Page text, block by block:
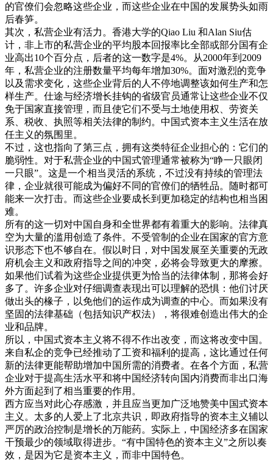
的官僚们会忽略这些企业，而这些企业在中国的发展势头如雨
后春笋。
其次，私营企业有活力。香港大学的Qiao Liu 和Alan Siu估
计，非上市的私营企业的平均股本回报率比全部或部分国有企
业高出10个百分点，后者的这一数字是4%。从2000年到2009
年，私营企业的注册数量平均每年增加30%。面对激烈的竞争
以及需求变化，这些企业背后的人不停地调整该如何生产和怎
样生产。仕途与经济增长挂钩的省级官员通常让这些企业不仅
免于国家直接管理，而且使它们不受与土地使用权、劳资关
系、税收、执照等相关法律的制约。中国式资本主义生活在放
任主义的氛围里。
不过，这也指向了第三点，拥有这类特征企业担心的：它们的
脆弱性。对于私营企业的中国式管理通常被称为“睁一只眼闭
一只眼”。这是一个相当灵活的系统，不过没有持续的管理法
律，企业就很可能成为偏好不同的官僚们的牺牲品。随时都可
能来一次打击。而这些企业要成长到更加稳定的结构也相当困
难。
所有的这一切对中国自身和全世界都有着重大的影响。法律真
空为大量的滥用创造了条件。不受管制的企业在国家的官方意
识形态下也不够自在。假以时日，对中国发展至关重要的无政
府机会主义和政府指导之间的冲突，必将会导致更大的摩擦。
如果他们试着为这些企业提供更为恰当的法律体制，那将会好
多了。许多企业对仔细调查表现出可以理解的恐惧：他们讨厌
做出头的椽子，以免他们的运作成为调查的中心。而如果没有
坚固的法律基础（包括知识产权法），将很难创造出伟大的企
业和品牌。
所以，中国式资本主义将不得不作出改变，而这将改变中国。
来自私企的竞争已经推动了工资和福利的提高，这比通过任何
新的法律更能帮助增加中国所需的消费者。在各个方面，私营
企业对于提高生活水平和将中国经济转向国内消费而非出口海
外方面起到了相当重要的作用。
西方应当对此心存感激，并且应当更加广泛地赞美中国式资本
主义。太多的人爱上了北京共识，即政府指导的资本主义辅以
严厉的政治控制是增长的万能药。实际上，中国经济多在国家
干预最少的领域取得进步。“有中国特色的资本主义”之所以奏
效，是因为它是资本主义，而非中国特色。